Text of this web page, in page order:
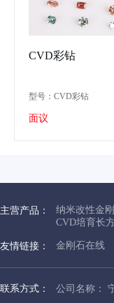
CVD彩钻
型号：CVD彩钻
面议
主营产品： 纳米改性金
CVD培育长
友情链接： 金刚石在线
联系方式：
公司名称：